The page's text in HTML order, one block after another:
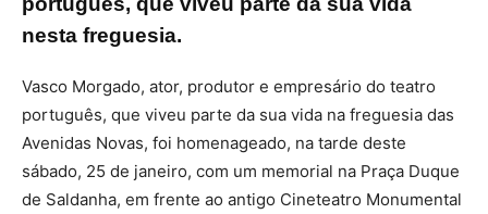
nesta freguesia.
Vasco Morgado, ator, produtor e empresário do teatro
português, que viveu parte da sua vida na freguesia das
Avenidas Novas, foi homenageado, na tarde deste
sábado, 25 de janeiro, com um memorial na Praça Duque
de Saldanha, em frente ao antigo Cineteatro Monumental